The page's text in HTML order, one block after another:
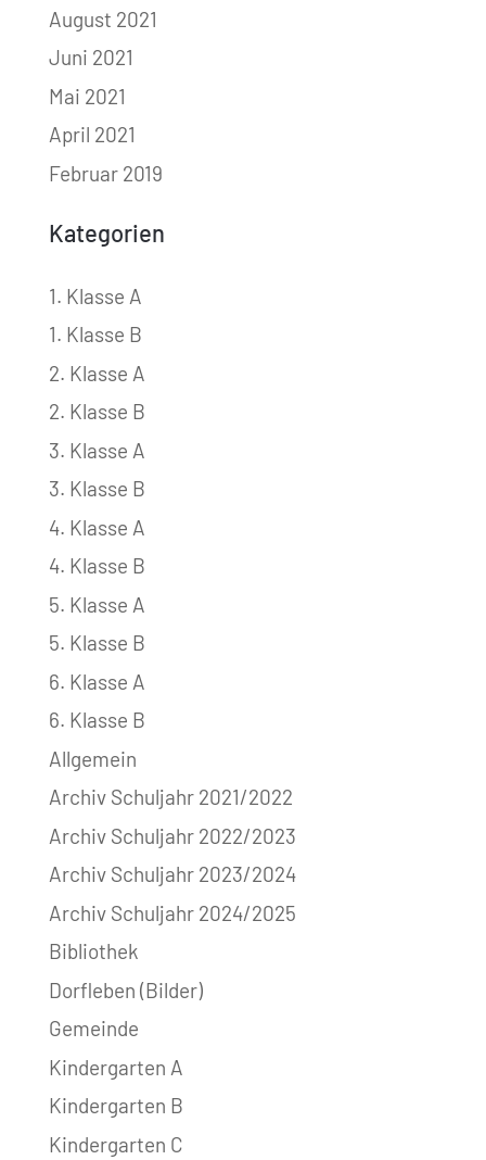
August 2021
Juni 2021
Mai 2021
April 2021
Februar 2019
Kategorien
1. Klasse A
1. Klasse B
2. Klasse A
2. Klasse B
3. Klasse A
3. Klasse B
4. Klasse A
4. Klasse B
5. Klasse A
5. Klasse B
6. Klasse A
6. Klasse B
Allgemein
Archiv Schuljahr 2021/2022
Archiv Schuljahr 2022/2023
Archiv Schuljahr 2023/2024
Archiv Schuljahr 2024/2025
Bibliothek
Dorfleben (Bilder)
Gemeinde
Kindergarten A
Kindergarten B
Kindergarten C